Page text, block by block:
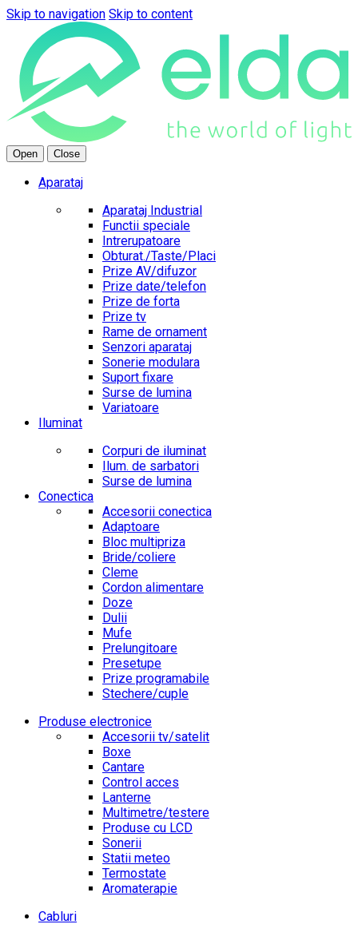
Skip to navigation Skip to content
Open Close
Aparataj
Aparataj Industrial
Functii speciale
Intrerupatoare
Obturat./Taste/Placi
Prize AV/difuzor
Prize date/telefon
Prize de forta
Prize tv
Rame de ornament
Senzori aparataj
Sonerie modulara
Suport fixare
Surse de lumina
Variatoare
Iluminat
Corpuri de iluminat
Ilum. de sarbatori
Surse de lumina
Conectica
Accesorii conectica
Adaptoare
Bloc multipriza
Bride/coliere
Cleme
Cordon alimentare
Doze
Dulii
Mufe
Prelungitoare
Presetupe
Prize programabile
Stechere/cuple
Produse electronice
Accesorii tv/satelit
Boxe
Cantare
Control acces
Lanterne
Multimetre/testere
Produse cu LCD
Sonerii
Statii meteo
Termostate
Aromaterapie
Cabluri